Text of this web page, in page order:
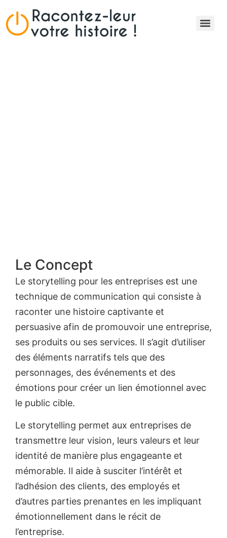
Le Concept
Le storytelling pour les entreprises est une
technique de communication qui consiste à
raconter une histoire captivante et
persuasive afin de promouvoir une entreprise,
ses produits ou ses services. Il s’agit d’utiliser
des éléments narratifs tels que des
personnages, des événements et des
émotions pour créer un lien émotionnel avec
le public cible.
Le storytelling permet aux entreprises de
transmettre leur vision, leurs valeurs et leur
identité de manière plus engageante et
mémorable. Il aide à susciter l’intérêt et
l’adhésion des clients, des employés et
d’autres parties prenantes en les impliquant
émotionnellement dans le récit de
l’entreprise.